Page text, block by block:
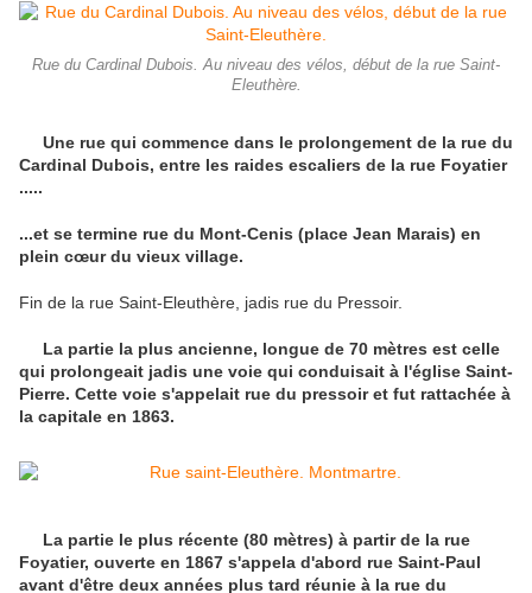
Rue du Cardinal Dubois. Au niveau des vélos, début de la rue Saint-
Eleuthère.
Une rue qui commence dans le prolongement de la rue du
Cardinal Dubois, entre les raides escaliers de la rue Foyatier
.....
...et se termine rue du Mont-Cenis (place Jean Marais) en
plein cœur du vieux village.
Fin de la rue Saint-Eleuthère, jadis rue du Pressoir.
La partie la plus ancienne, longue de 70 mètres est celle
qui prolongeait jadis une voie qui conduisait à l'église Saint-
Pierre. Cette voie s'appelait rue du pressoir et fut rattachée à
la capitale en 1863.
La partie le plus récente (80 mètres) à partir de la rue
Foyatier, ouverte en 1867 s'appela d'abord rue Saint-Paul
avant d'être deux années plus tard réunie à la rue du